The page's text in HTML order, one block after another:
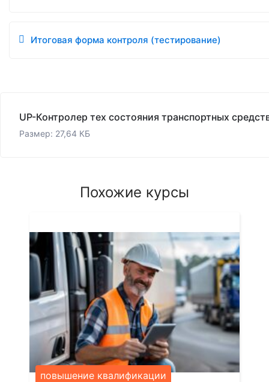
Итоговая форма контроля (тестирование)
Размер: 27,64 КБ
Похожие курсы
повышение квалификации